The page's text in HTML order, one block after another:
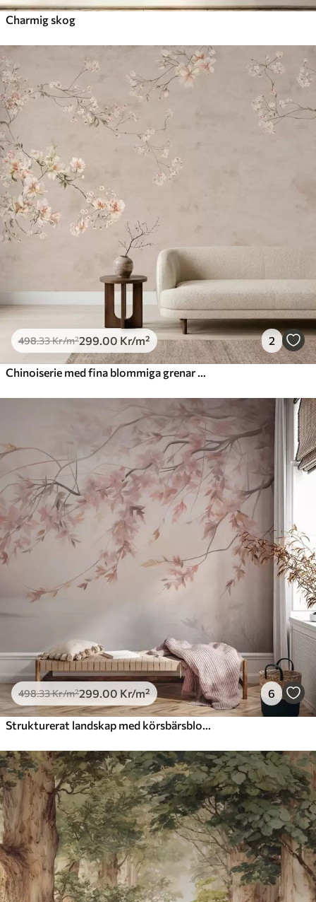
Charmig skog
498.33Kr/m²299.00 Kr/m² 2
Chinoiserie med fina blommiga grenar på ljus bakgrund
498.33Kr/m²299.00 Kr/m² 6
Strukturerat landskap med körsbärsblomgren, rosa löv, mjuk, dimmig bakgrund